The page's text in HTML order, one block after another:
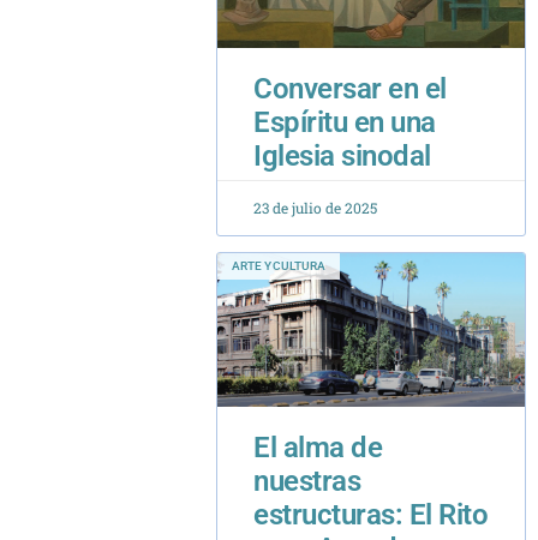
Conversar en el
Iglesia sinodal
23 de julio de 2025
ARTE Y CULTURA
El alma de
estructuras: El Rito
para Acceder a
Casa Central